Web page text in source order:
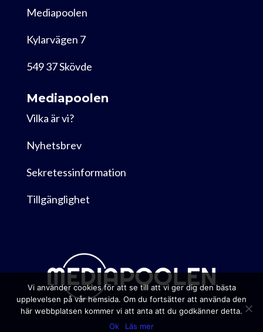
Mediapoolen
Kylarvägen 7
549 37 Skövde
Mediapoolen
Vilka är vi?
Nyhetsbrev
Sekretessinformation
Tillgänglighet
Vi använder cookies för att se till att vi ger dig den bästa
upplevelsen på vår hemsida. Om du fortsätter att använda den
här webbplatsen kommer vi att anta att du godkänner detta.
Ok
Läs mer